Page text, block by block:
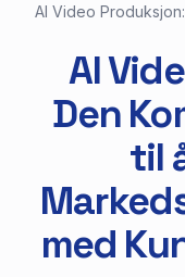
AI Video
AI
Den
til
med